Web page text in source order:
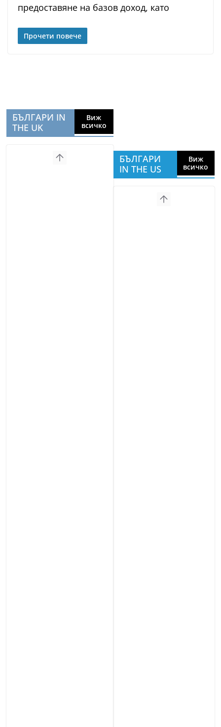
предоставяне на базов доход, като
Прочети повече
БЪЛГАРИ IN
THE UK
Виж
всичко
БЪЛГАРИ
IN THE US
Виж
всичко